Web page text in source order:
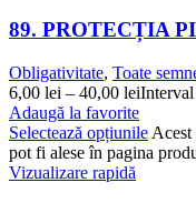
89. PROTECȚIA
Obligativitate, Toate
6,00 lei – 40,00 lei
Adaugă la favorite
Selectează opțiunile
pot fi alese în pagina
Vizualizare rapidă